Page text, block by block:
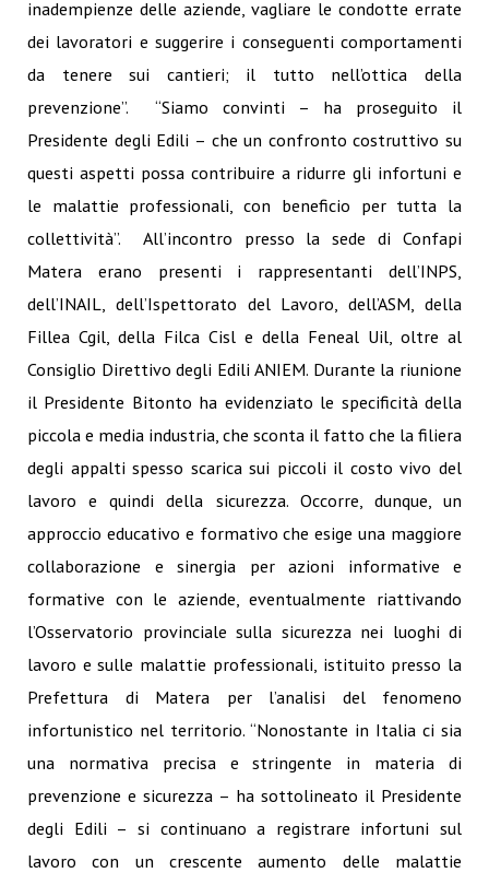
inadempienze delle aziende, vagliare le condotte errate
dei lavoratori e suggerire i conseguenti comportamenti
da tenere sui cantieri; il tutto nell’ottica della
prevenzione”. “Siamo convinti – ha proseguito il
Presidente degli Edili – che un confronto costruttivo su
questi aspetti possa contribuire a ridurre gli infortuni e
le malattie professionali, con beneficio per tutta la
collettività”. All’incontro presso la sede di Confapi
Matera erano presenti i rappresentanti dell’INPS,
dell’INAIL, dell’Ispettorato del Lavoro, dell’ASM, della
Fillea Cgil, della Filca Cisl e della Feneal Uil, oltre al
Consiglio Direttivo degli Edili ANIEM. Durante la riunione
il Presidente Bitonto ha evidenziato le specificità della
piccola e media industria, che sconta il fatto che la filiera
degli appalti spesso scarica sui piccoli il costo vivo del
lavoro e quindi della sicurezza. Occorre, dunque, un
approccio educativo e formativo che esige una maggiore
collaborazione e sinergia per azioni informative e
formative con le aziende, eventualmente riattivando
l’Osservatorio provinciale sulla sicurezza nei luoghi di
lavoro e sulle malattie professionali, istituito presso la
Prefettura di Matera per l’analisi del fenomeno
infortunistico nel territorio. “Nonostante in Italia ci sia
una normativa precisa e stringente in materia di
prevenzione e sicurezza – ha sottolineato il Presidente
degli Edili – si continuano a registrare infortuni sul
lavoro con un crescente aumento delle malattie